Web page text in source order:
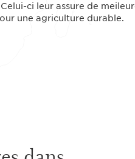
ci leur assure de
une agriculture durable.